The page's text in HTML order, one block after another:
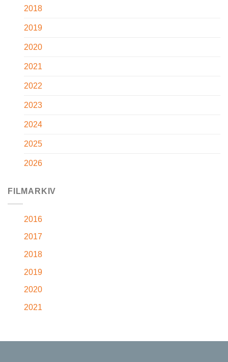
2018
2019
2020
2021
2022
2023
2024
2025
2026
FILMARKIV
2016
2017
2018
2019
2020
2021